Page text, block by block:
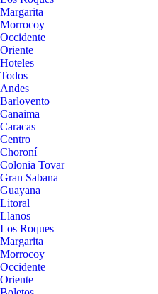
Margarita
Morrocoy
Occidente
Oriente
Hoteles
Todos
Andes
Barlovento
Canaima
Caracas
Centro
Choroní
Colonia Tovar
Gran Sabana
Guayana
Litoral
Llanos
Los Roques
Margarita
Morrocoy
Occidente
Oriente